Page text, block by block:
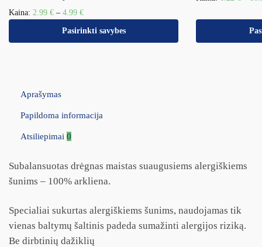
Kaina: 2.99 € – 4.99 €
Pasirinkti savybes
Aprašymas
Papildoma informacija
Atsiliepimai 0
Subalansuotas drėgnas maistas suaugusiems alergiškiems
šunims – 100% arkliena.
Specialiai sukurtas alergiškiems šunims, naudojamas tik
vienas baltymų šaltinis padeda sumažinti alergijos riziką.
Be dirbtinių dažiklių